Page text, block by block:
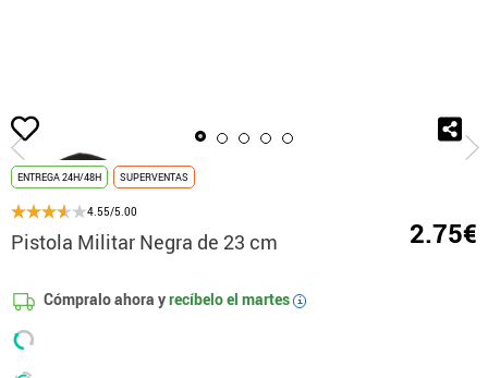
Inicio Pistola Militar Negra de 23 cm
ENTREGA 24H/48H SUPERVENTAS
4.55/5.00
Pistola Militar Negra de 23 cm 2.75€
Cómpralo ahora yrecíbelo el martes i